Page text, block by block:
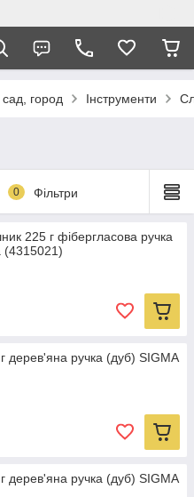
сад, город Інструменти
0 Фільтри
225 г фібергласова ручка
(4315021)
дерев'яна ручка (дуб) SIGMA
дерев'яна ручка (дуб) SIGMA